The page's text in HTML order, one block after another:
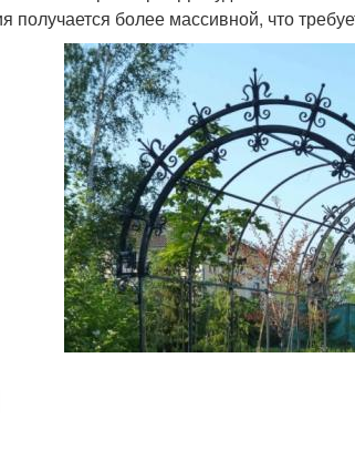
получается более массивной, что